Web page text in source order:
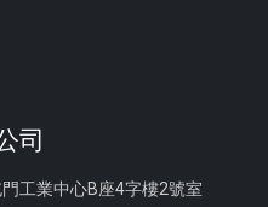
司
工業中心B座4字樓2號室